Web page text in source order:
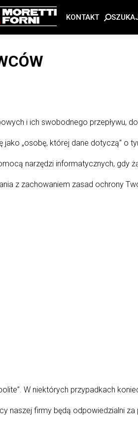
KONTAKT
i ich swobodnego przepływu,
„osobę, której dane dotyczą” o
narzędzi informatycznych, gdy
z zachowaniem zasad ochrony
W niektórych przypadkach
naszej firmy będą odpowiedzialni